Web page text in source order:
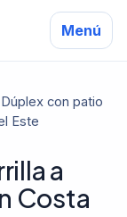
Menú
Dúplex con patio
Este
a
Costa